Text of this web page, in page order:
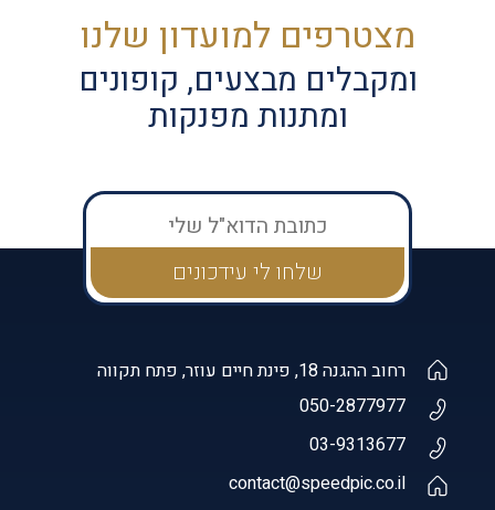
מצטרפים למועדון שלנו
ומקבלים מבצעים, קופונים
ומתנות מפנקות
רחוב ההגנה 18, פינת חיים עוזר, פתח תקווה
050-2877977
03-9313677
contact@speedpic.co.il